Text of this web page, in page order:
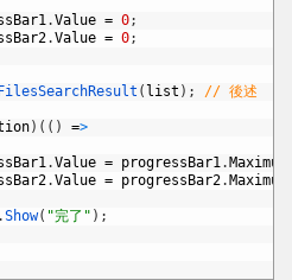
.Value = 0;
.Value = 0;
( list ) ; // 後述
) ( ( ) =>
.Value = progressBar1. Maximum
.Value = progressBar2. Maximum
.Show( "完了" ) ;